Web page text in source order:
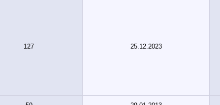
127 25.12.2023